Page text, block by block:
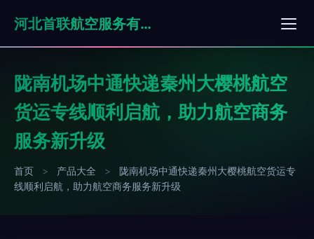
河北首联航空服务有限公司
陇南机场中通快递秦州大樱桃航空
货运专线顺利启航，助力航空商务
服务新升级
首页 > 产品大全 >
陇南机场中通快递秦州大樱桃航空货运专
线顺利启航，助力航空商务服务新升级